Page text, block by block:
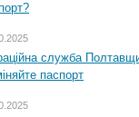
служба
паспорт